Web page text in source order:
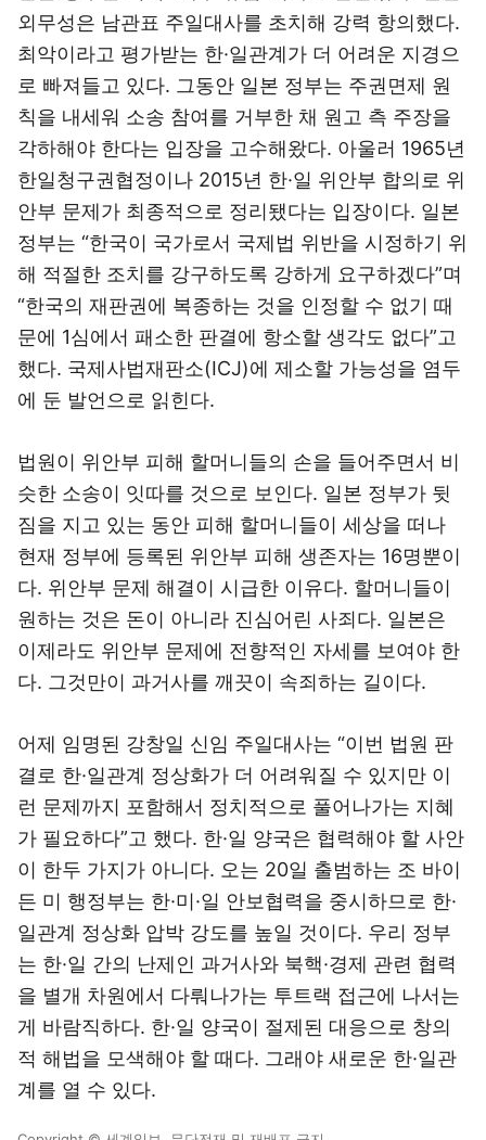
외무성은 남관표 주일대사를 초치해 강력 항의했다.
최악이라고 평가받는 한·일관계가 더 어려운 지경으
로 빠져들고 있다. 그동안 일본 정부는 주권면제 원
칙을 내세워 소송 참여를 거부한 채 원고 측 주장을
각하해야 한다는 입장을 고수해왔다. 아울러 1965년
한일청구권협정이나 2015년 한·일 위안부 합의로 위
안부 문제가 최종적으로 정리됐다는 입장이다. 일본
정부는 “한국이 국가로서 국제법 위반을 시정하기 위
해 적절한 조치를 강구하도록 강하게 요구하겠다”며
“한국의 재판권에 복종하는 것을 인정할 수 없기 때
문에 1심에서 패소한 판결에 항소할 생각도 없다”고
했다. 국제사법재판소(ICJ)에 제소할 가능성을 염두
에 둔 발언으로 읽힌다.
법원이 위안부 피해 할머니들의 손을 들어주면서 비
슷한 소송이 잇따를 것으로 보인다. 일본 정부가 뒷
짐을 지고 있는 동안 피해 할머니들이 세상을 떠나
현재 정부에 등록된 위안부 피해 생존자는 16명뿐이
다. 위안부 문제 해결이 시급한 이유다. 할머니들이
원하는 것은 돈이 아니라 진심어린 사죄다. 일본은
이제라도 위안부 문제에 전향적인 자세를 보여야 한
다. 그것만이 과거사를 깨끗이 속죄하는 길이다.
어제 임명된 강창일 신임 주일대사는 “이번 법원 판
결로 한·일관계 정상화가 더 어려워질 수 있지만 이
런 문제까지 포함해서 정치적으로 풀어나가는 지혜
가 필요하다”고 했다. 한·일 양국은 협력해야 할 사안
이 한두 가지가 아니다. 오는 20일 출범하는 조 바이
든 미 행정부는 한·미·일 안보협력을 중시하므로 한·
일관계 정상화 압박 강도를 높일 것이다. 우리 정부
는 한·일 간의 난제인 과거사와 북핵·경제 관련 협력
을 별개 차원에서 다뤄나가는 투트랙 접근에 나서는
게 바람직하다. 한·일 양국이 절제된 대응으로 창의
적 해법을 모색해야 할 때다. 그래야 새로운 한·일관
계를 열 수 있다.